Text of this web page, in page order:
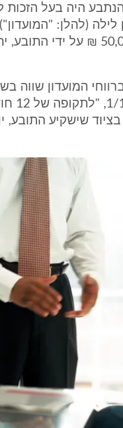
הנתבע היה בעל
(להלן:
סוכם בין הצדדים שכנגד תשלום
המועדון שווה
שישקיע התובע,